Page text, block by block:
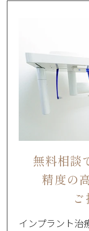
無料相談
精度の
インプラント治